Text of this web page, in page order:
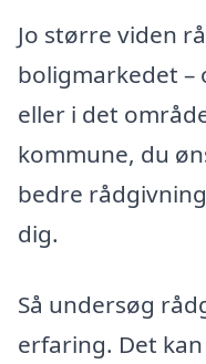
Jo større viden
boligmarkedet –
eller i det
kommune, du
bedre
dig.
Så undersøg
erfaring. Det